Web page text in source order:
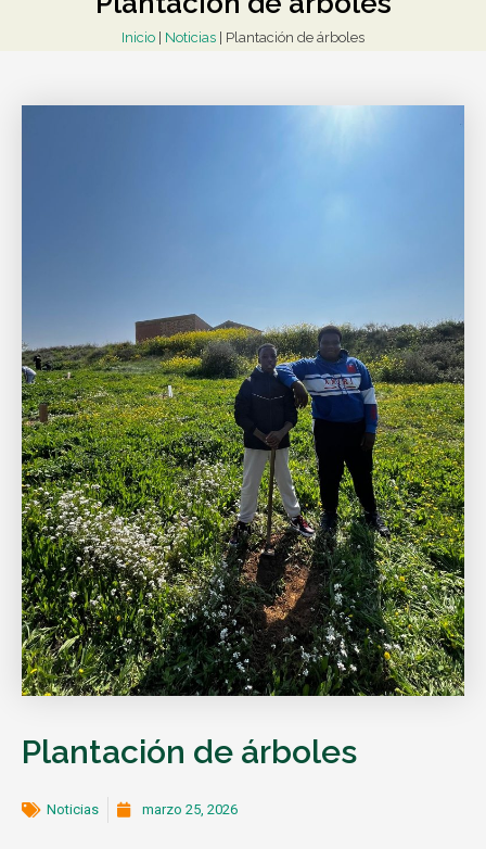
Inicio Noticias Plantación de árboles
Plantación de árboles
Noticias marzo 25, 2026